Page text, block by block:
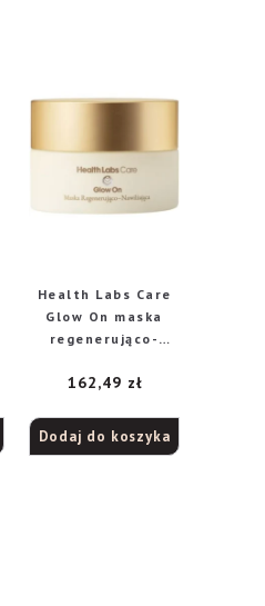
Health Labs Care
Glow On maska
regenerująco-
162,49 zł
Dodaj do koszyka